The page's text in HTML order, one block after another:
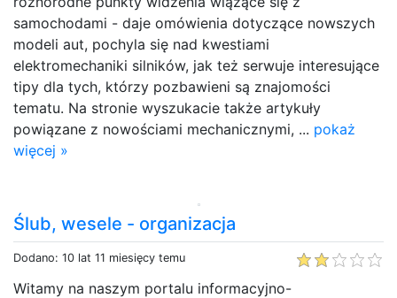
samochodami - daje omówienia dotyczące nowszych
modeli aut, pochyla się nad kwestiami
elektromechaniki silników, jak też serwuje interesujące
tipy dla tych, którzy pozbawieni są znajomości
tematu. Na stronie wyszukacie także artykuły
powiązane z nowościami mechanicznymi, ... pokaż
więcej »
Ślub, wesele - organizacja
Dodano: 10 lat 11 miesięcy temu
Witamy na naszym portalu informacyjno-